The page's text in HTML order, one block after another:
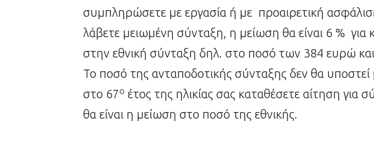
συμπληρώσετε με εργασία ή με προαιρετική
λάβετε μειωμένη σύνταξη, η μείωση θα είναι 6 % για
στην εθνική σύνταξη δηλ. στο ποσό των 384 ευρώ και
Το ποσό της ανταποδοτικής σύνταξης δεν θα
στο 67ο έτος της ηλικίας σας καταθέσετε αίτηση για
θα είναι η μείωση στο ποσό της εθνικής.